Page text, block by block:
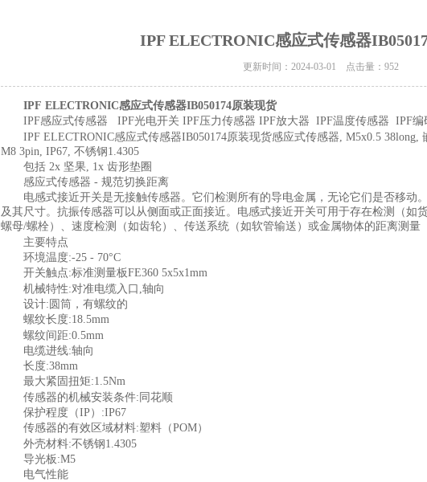
IPF ELECTRONIC感应式传感器
更新时间：2024-03-01 点击量： 952
IPF ELECTRONIC感应式传感器IB050174原装现货
IPF感应式传感器 IPF光电开关 IPF压力传感器 IPF放大器 IPF温度传感器 IPF编
IPF ELECTRONIC感应式传感器IB050174原装现货感应式传感器, M5x0.5 38long,
M8 3pin, IP67, 不锈钢1.4305
包括 2x 坚果, 1x 齿形垫圈
感应式传感器 - 规范切换距离
电感式接近开关是无接触传感器。它们检测所有的导电金属，无论它们是否移动
及其尺寸。抗振传感器可以从侧面或正面接近。电感式接近开关可用于存在检测（如
螺母/螺栓）、速度检测（如齿轮）、传送系统（如软管输送）或金属物体的距离测量
主要特点
环境温度:-25 - 70°C
开关触点:标准测量板FE360 5x5x1mm
机械特性:对准电缆入口,轴向
设计:圆筒，有螺纹的
螺纹长度:18.5mm
螺纹间距:0.5mm
电缆进线:轴向
长度:38mm
最大紧固扭矩:1.5Nm
传感器的机械安装条件:同花顺
保护程度（IP）:IP67
传感器的有效区域材料:塑料（POM）
外壳材料:不锈钢1.4305
导光板:M5
电气性能